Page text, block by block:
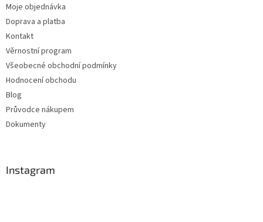
Moje objednávka
Doprava a platba
Kontakt
Věrnostní program
Všeobecné obchodní podmínky
Hodnocení obchodu
Blog
Průvodce nákupem
Dokumenty
Instagram